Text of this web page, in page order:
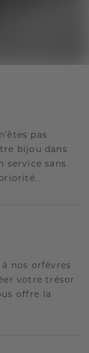
pas
bijou dans
service sans
nos orfèvres
votre trésor
offre la